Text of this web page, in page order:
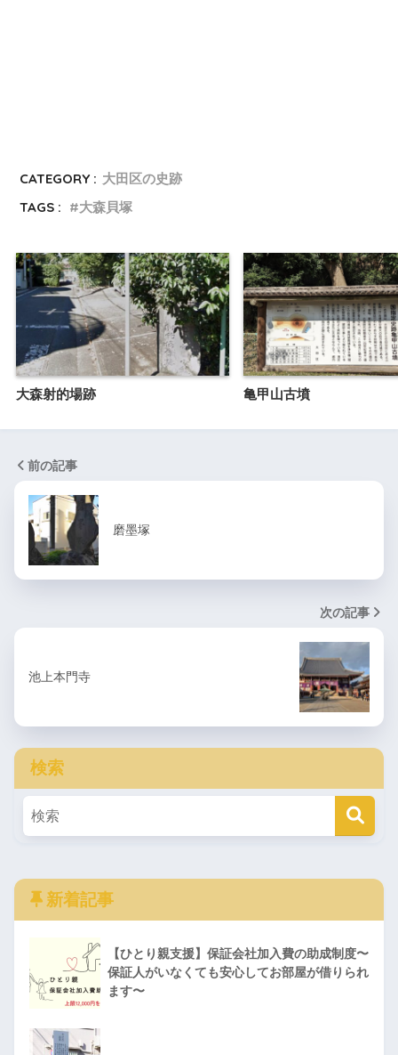
CATEGORY : 大田区の史跡
TAGS :
大森貝塚
大森射的場跡 亀甲山古墳
前の記事
磨墨塚
次の記事
池上本門寺
検索
新着記事
【ひとり親支援】保証会社加入費の助成制度〜
保証人がいなくても安心してお部屋が借りられ
ます〜